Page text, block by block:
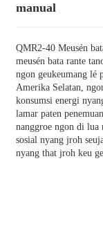
manual
QMR2-40 Meusén
meusén bata rante
ngon geukeumang lé
Amerika Selatan,
konsumsi energi
lamar paten
nanggroe ngon di lua
sosial nyang jroh
nyang that jroh keu